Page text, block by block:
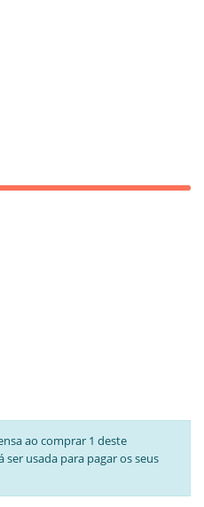
ao comprar 1 deste
usada para pagar os seus